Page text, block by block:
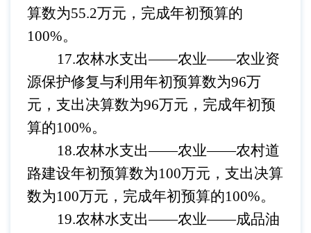
算数为55.2万元，完成年初预算的
100%。
17.农林水支出——农业——农业资
源保护修复与利用年初预算数为96万
元，支出决算数为96万元，完成年初预
算的100%。
18.农林水支出——农业——农村道
路建设年初预算数为100万元，支出决算
数为100万元，完成年初预算的100%。
19.农林水支出——农业——成品油